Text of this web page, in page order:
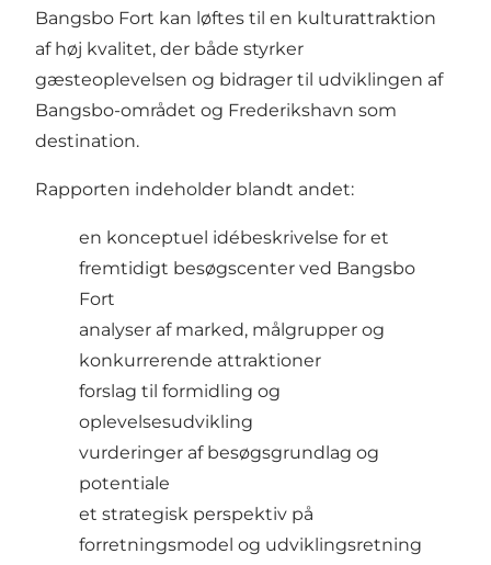
Bangsbo Fort kan løftes til en kulturattraktion
af høj kvalitet, der både styrker
gæsteoplevelsen og bidrager til udviklingen af
Bangsbo-området og Frederikshavn som
destination.
Rapporten indeholder blandt andet:
en konceptuel idébeskrivelse for et
fremtidigt besøgscenter ved Bangsbo
Fort
analyser af marked, målgrupper og
konkurrerende attraktioner
forslag til formidling og
oplevelsesudvikling
vurderinger af besøgsgrundlag og
potentiale
et strategisk perspektiv på
forretningsmodel og udviklingsretning